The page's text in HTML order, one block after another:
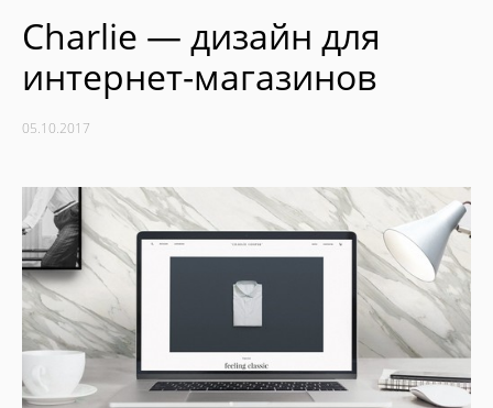
Charlie — дизайн для
интернет-магазинов
05.10.2017